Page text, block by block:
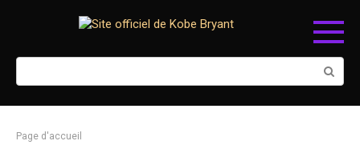
Search:
Page d'accueil